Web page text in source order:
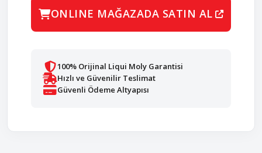
ONLINE MAĞAZADA SATIN AL
100% Orijinal Liqui Moly Garantisi
Hızlı ve Güvenilir Teslimat
Güvenli Ödeme Altyapısı